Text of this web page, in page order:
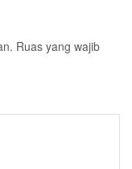
Ruas yang wajib